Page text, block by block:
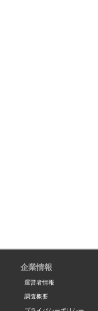
企業情報
運営者情報
調査概要